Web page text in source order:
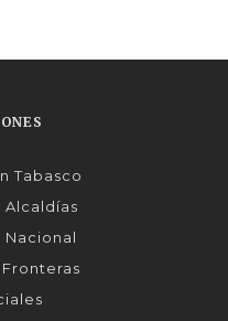
Tabasco
Alcaldías
Nacional